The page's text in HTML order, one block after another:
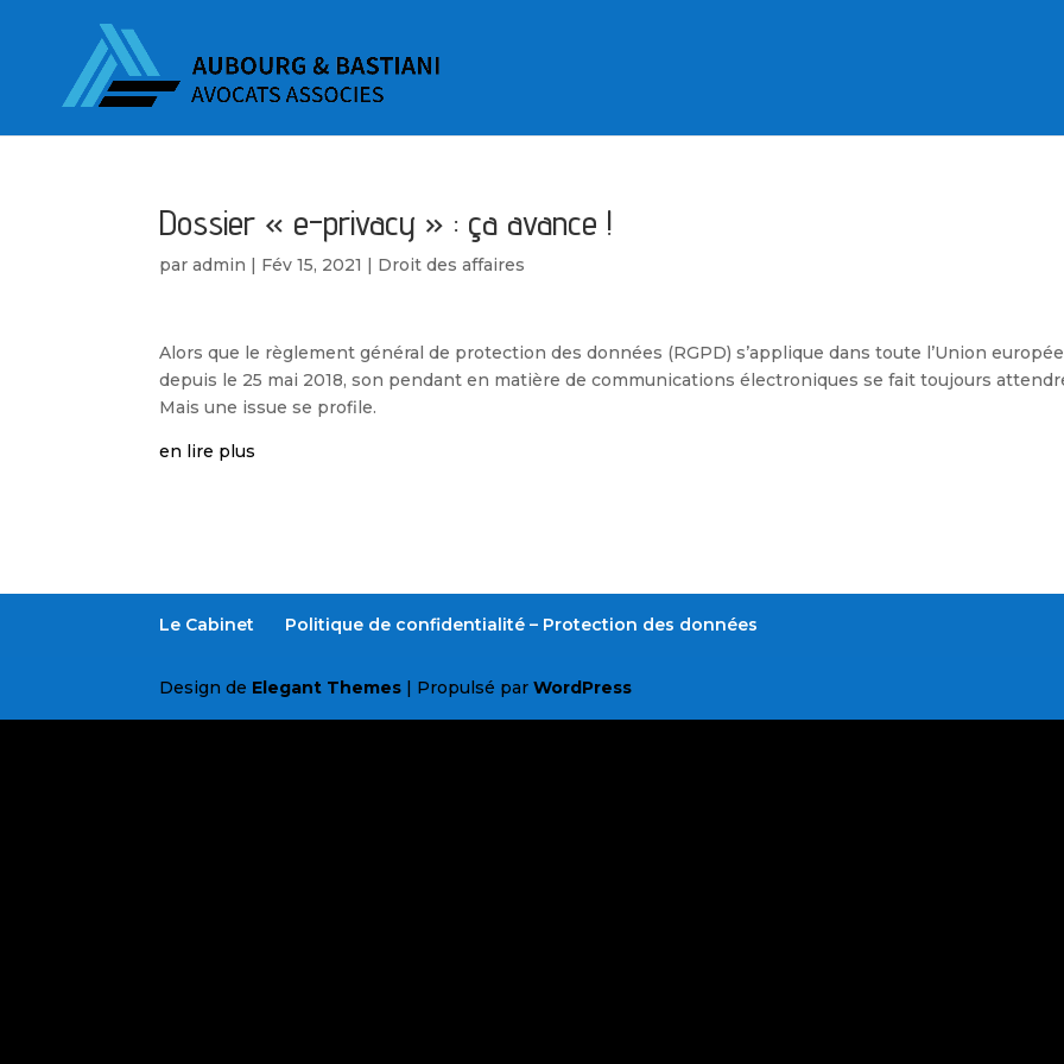
Dossier « e-privacy » : ça avance !
paradmin | Fév 15, 2021 | Droit des affaires
Alors que le règlement général de protection des données (RGPD) s’applique dans toute l’Union
depuis le 25 mai 2018, son pendant en matière de communications électroniques se fait toujours
Mais une issue se profile.
en lire plus
Le Cabinet Politique de confidentialité – Protection des données
Design de Elegant Themes | Propulsé parWordPress